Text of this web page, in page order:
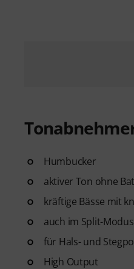
Humbucker
aktiver Ton ohne
kräftige Bässe mit
auch im Split-
für Hals- und
High Output